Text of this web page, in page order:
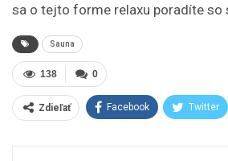
sa o tejto forme relaxu poradíte so
Sauna
0
138
Zdieľať Facebook Twitter